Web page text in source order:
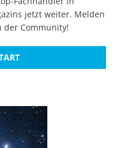
jetzt weiter. Melden
der Community!